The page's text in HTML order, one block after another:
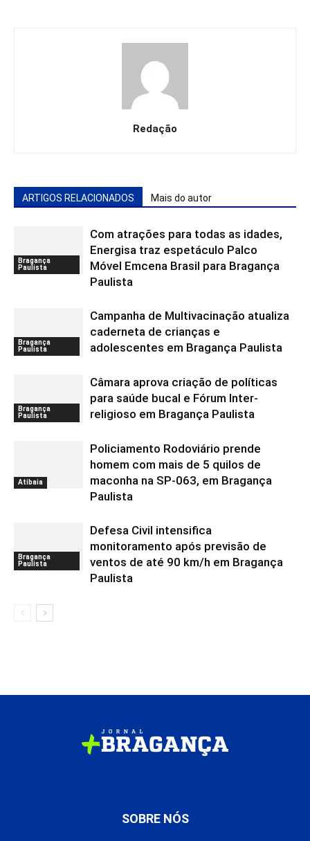
Redação
ARTIGOS RELACIONADOS Mais do autor
Bragança
Paulista
Com atrações para todas as idades,
Energisa traz espetáculo Palco
Móvel Emcena Brasil para Bragança
Paulista
Bragança
Paulista
Campanha de Multivacinação atualiza
caderneta de crianças e
adolescentes em Bragança Paulista
Bragança
Paulista
Câmara aprova criação de políticas
para saúde bucal e Fórum Inter-
religioso em Bragança Paulista
Atibaia
Policiamento Rodoviário prende
homem com mais de 5 quilos de
maconha na SP-063, em Bragança
Paulista
Bragança
Paulista
Defesa Civil intensifica
monitoramento após previsão de
ventos de até 90 km/h em Bragança
Paulista
SOBRE NÓS